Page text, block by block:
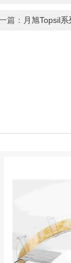
篇： 月旭Topsil